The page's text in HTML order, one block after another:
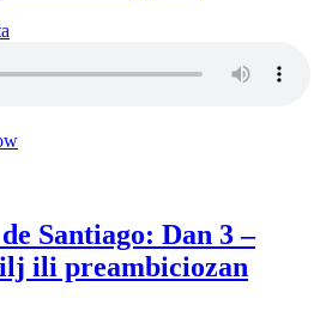
Santiago: Dan 3 –
ili preambiciozan